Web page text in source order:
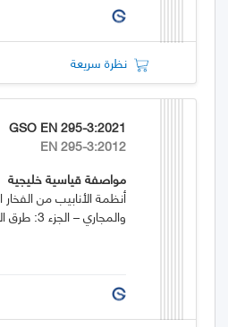
الأنابيب ووصلاتها
نظرة سريعة
GSO EN 295-3:2021
EN 295-3:2012
مواصفة قياسية خليجية
أنظمة الأنابيب من
والمجاري – الجزء 3: طرق الاختبار